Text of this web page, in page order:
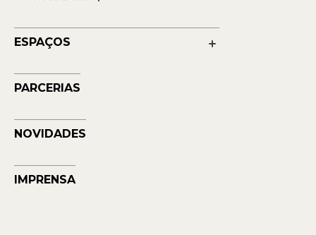
Contato
Educação
ESPAÇOS
Musehum
NAVE
PARCERIAS
NOVIDADES
IMPRENSA